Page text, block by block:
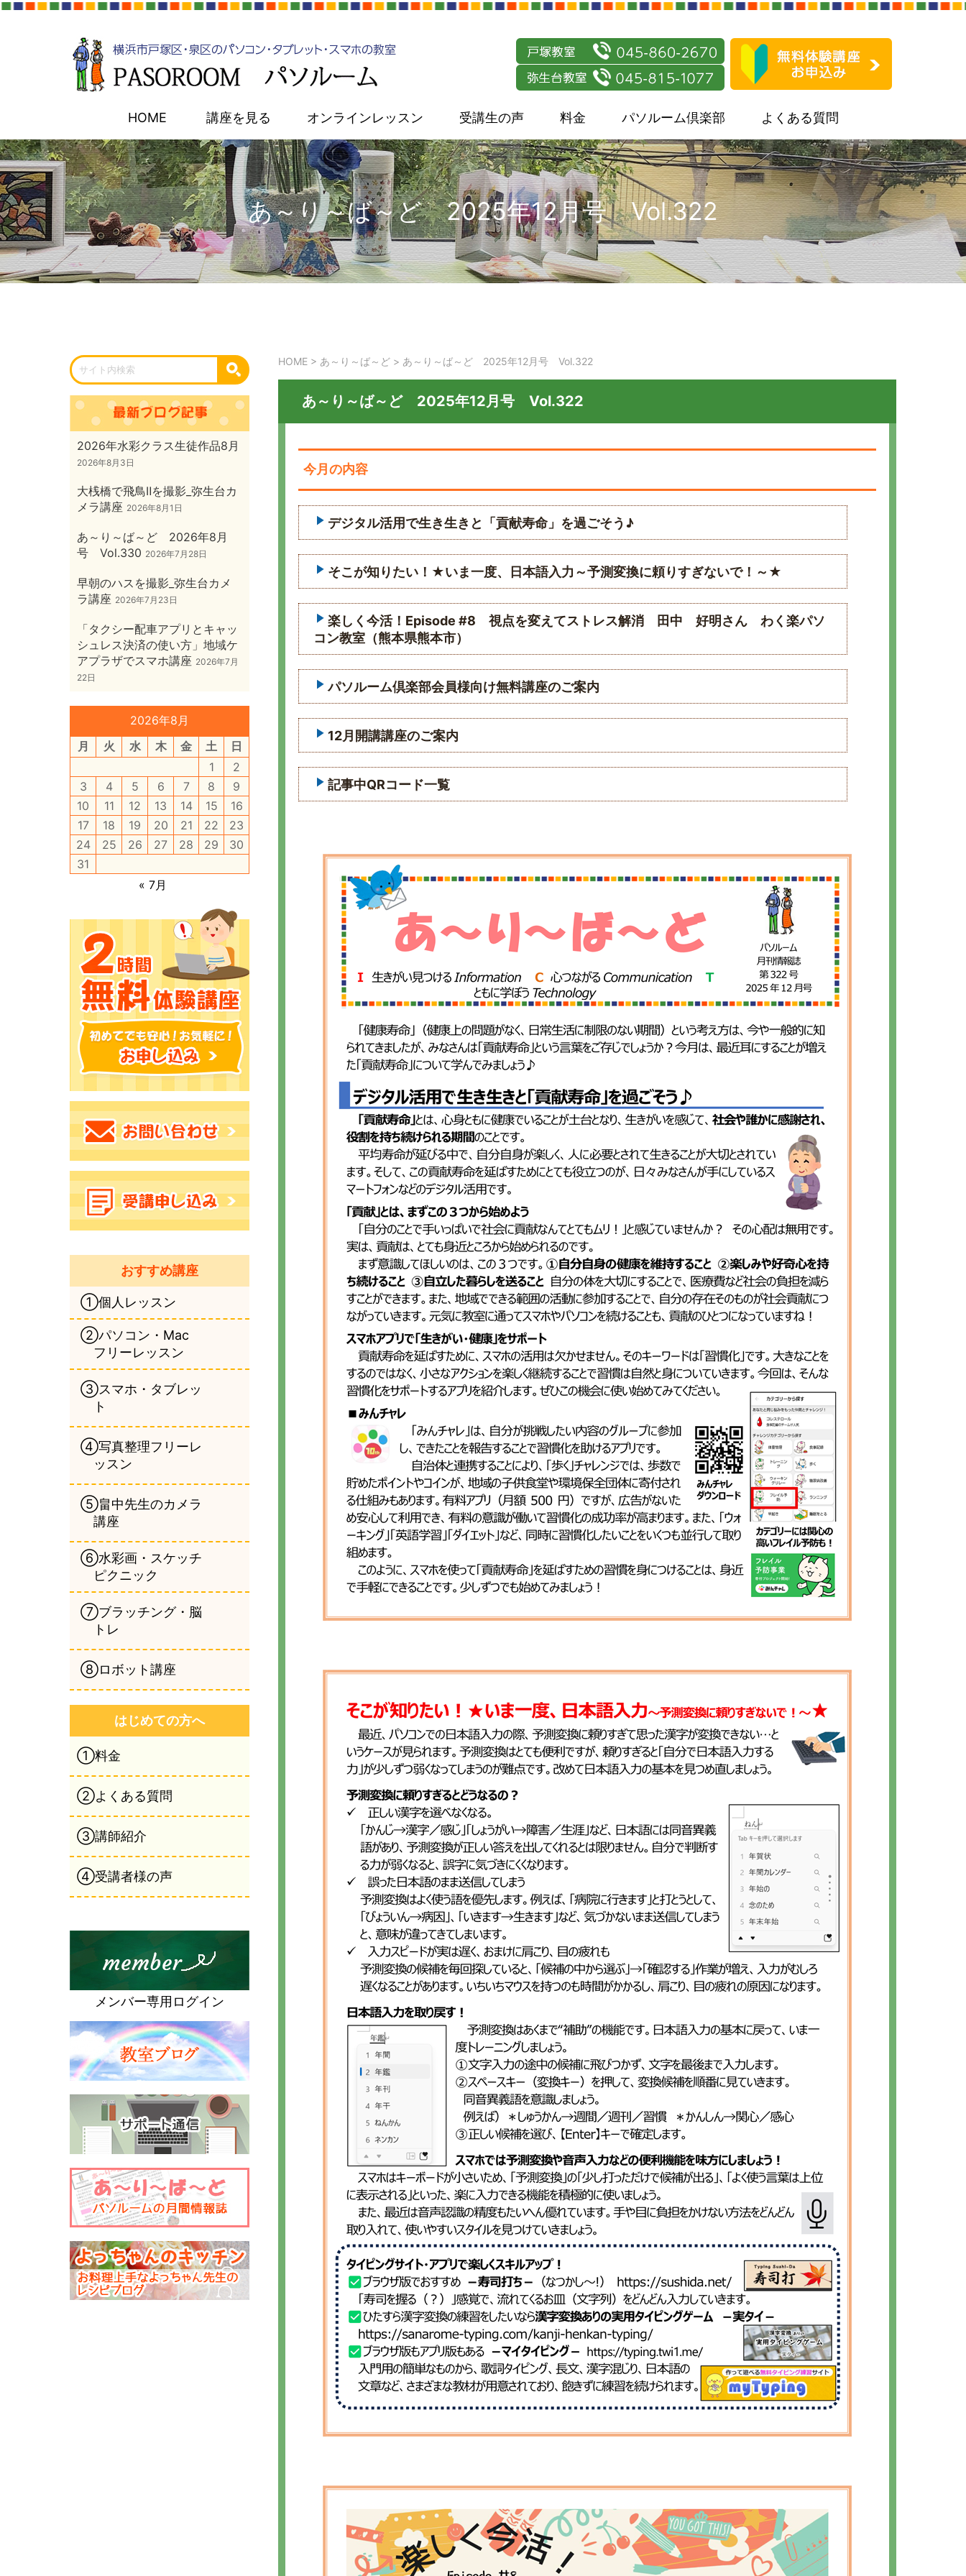
HOME 講座を見る オンラインレッスン 受講生の声 料金 パソルーム倶楽部 よくある質問
あ～り～ば～ど 2025年12月号 Vol.322
HOME > あ～り～ば～ど > あ～り～ば～ど 2025年12月号 Vol.322
あ～り～ば～ど 2025年12月号 Vol.322
今月の内容
デジタル活用で生き生きと「貢献寿命」を過ごそう♪
そこが知りたい！★いま一度、日本語入力～予測変換に頼りすぎないで！～★
楽しく今活！Episode #8 視点を変えてストレス解消 田中 好明さん わく楽パソ
コン教室（熊本県熊本市）
パソルーム倶楽部会員様向け無料講座のご案内
12月開講講座のご案内
記事中QRコード一覧
2026年水彩クラス生徒作品8月
2026年8月3日
大桟橋で飛鳥Ⅱを撮影_弥生台カ
メラ講座 2026年8月1日
あ～り～ば～ど 2026年8月
号 Vol.330 2026年7月28日
早朝のハスを撮影_弥生台カメ
ラ講座 2026年7月23日
「タクシー配車アプリとキャッ
シュレス決済の使い方」地域ケ
アプラザでスマホ講座 2026年7月
22日
2026年8月
月
火 水 木 金 土
日
1
2
3
4 5 6 7 8
9
10
11 12 13 14 15
16
17
18 19 20 21 22
23
24
25 26 27 28 29
30
31
« 7月
おすすめ講座
①個人レッスン
②パソコン・Mac
フリーレッスン
③スマホ・タブレッ
ト
④写真整理フリーレ
ッスン
⑤畠中先生のカメラ
講座
⑥水彩画・スケッチ
ピクニック
⑦ブラッチング・脳
トレ
⑧ロボット講座
はじめての方へ
①料金
②よくある質問
③講師紹介
④受講者様の声
メンバー専用ログイン